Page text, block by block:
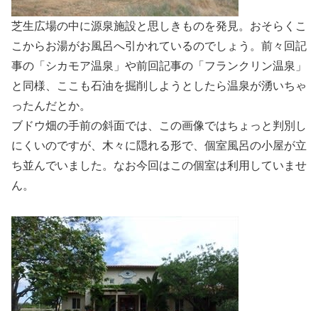
芝生広場の中に源泉施設と思しきものを発見。おそらくこ
こからお湯がお風呂へ引かれているのでしょう。前々回記
事の「シカモア温泉」や前回記事の「フランクリン温泉」
と同様、ここも石油を掘削しようとしたら温泉が湧いちゃ
ったんだとか。
ブドウ畑の手前の斜面では、この画像ではちょっと判別し
にくいのですが、木々に隠れる形で、個室風呂の小屋が立
ち並んでいました。なお今回はこの個室は利用していませ
ん。